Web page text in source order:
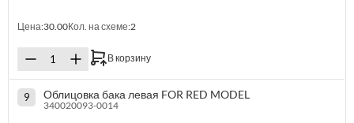
Цена:30.00Кол. на схеме:2
В корзину
9 Облицовка бака левая FOR RED MODEL
340020093-0014